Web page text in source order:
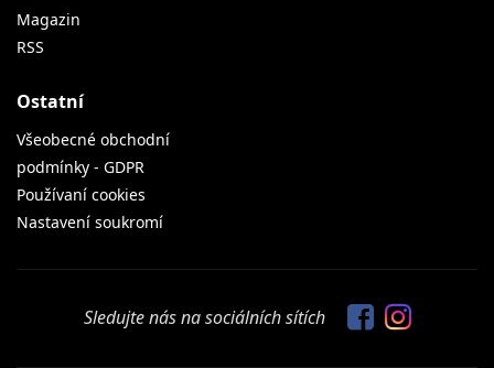
Magazin
RSS
Ostatní
Všeobecné obchodní
podmínky - GDPR
Používaní cookies
Nastavení soukromí
Sledujte nás na sociálních sítích